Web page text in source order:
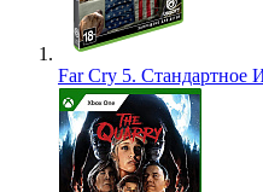
Far Cry 5. Стандартное